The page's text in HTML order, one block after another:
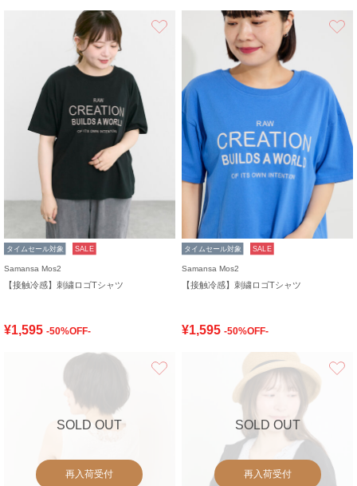
お気に入り
タイムセール対象 SALE
Samansa Mos2
【接触冷感】刺繍ロゴTシャツ
¥1,595 -50%OFF-
タイムセール対象 SALE
Samansa Mos2
【接触冷感】刺繍ロゴTシャツ
¥1,595 -50%OFF-
SOLD OUT
再入荷受付
SOLD OUT
再入荷受付